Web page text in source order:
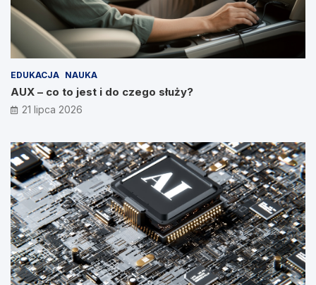
EDUKACJA NAUKA
AUX – co to jest i do czego służy?
21 lipca 2026